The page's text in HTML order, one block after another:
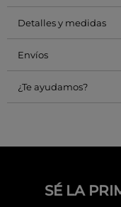
Detalles y medidas
Envíos
¿Te ayudamos?
SÉ LA